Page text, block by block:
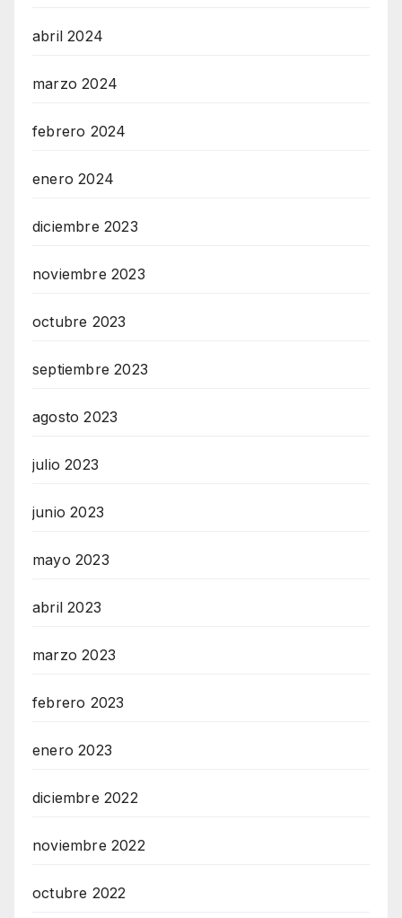
abril 2024
marzo 2024
febrero 2024
enero 2024
diciembre 2023
noviembre 2023
octubre 2023
septiembre 2023
agosto 2023
julio 2023
junio 2023
mayo 2023
abril 2023
marzo 2023
febrero 2023
enero 2023
diciembre 2022
noviembre 2022
octubre 2022